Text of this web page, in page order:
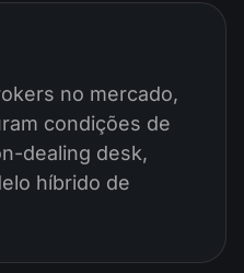
no mercado,
condições de
dealing desk,
híbrido de